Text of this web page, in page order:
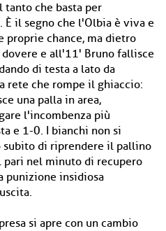
che basta per
il segno che l'Olbia è viva e
proprie chance, ma dietro
e all'11' Bruno fallisce
di testa a lato da
rete che rompe il ghiaccio:
una palla in area,
l'incombenza più
e 1-0. I bianchi non si
subito di riprendere il pallino
pari nel minuto di recupero
punizione insidiosa
si apre con un cambio